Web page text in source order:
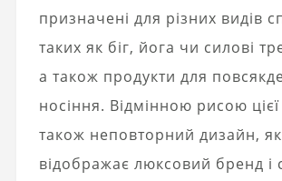
призначені для різних видів
таких як біг, йога чи силові
а також продукти для
носіння. Відмінною рисою цієї
також неповторний дизайн,
відображає люксовий бренд і